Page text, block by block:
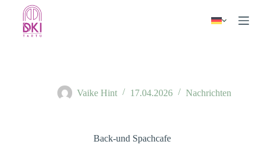
Vaike Hint 17.04.2026 Nachrichten
Back-und Spachcafe